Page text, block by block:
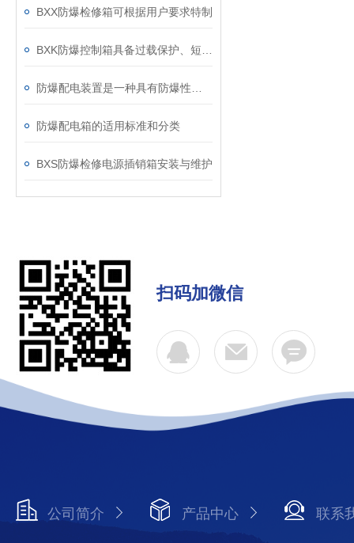
BXX防爆检修箱可根据用户要求特制
防爆配电箱的适用标准和分类
BXS防爆检修电源插销箱安装与维护
扫码加微信
公司简介 产品中心 联系